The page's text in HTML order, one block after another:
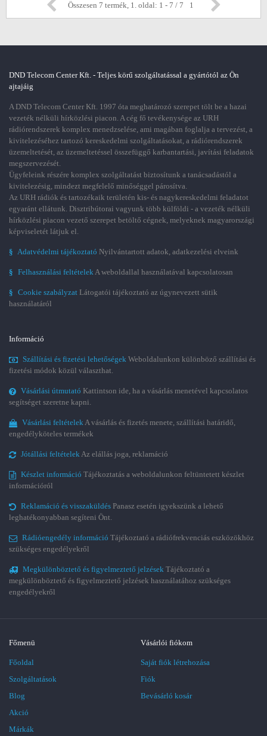
Összesen 7 termék, 1. oldal: 1 - 7 / 7 1
DND Telecom Center Kft. - Teljes körű szolgáltatással a gyártótól az Ön
ajtajáig
A DND Telecom Center Kft. 1997 óta meghatározó szerepet tölt be a hazai
vezeték nélküli hírközlési piacon. A cég fő tevékenysége az URH
rádiórendszerek komplex menedzselése, ami magában foglalja a tervezést, a
kivitelezéséhez tartozó kereskedelmi szolgáltatásokat, a rádiórendszerek
üzemeltetését, az üzemeltetéssel összefüggő karbantartási, javítási feladatok
megszervezését.
Ügyfeleink részére komplex szolgáltatást biztosítunk a tanácsadástól a
kivitelezésig, mindezt megfelelő minőséggel párosítva.
Az URH rádiók és tartozékaik területén kis- és nagykereskedelmi feladatot
egyaránt ellátunk. Disztribútorai vagyunk több külföldi - a vezeték nélküli
hírközlési piacon vezető szerepet betöltő cégnek, melyeknek magyarországi
képviseletét látjuk el.
§ Adatvédelmi tájékoztató Nyilvántartott adatok, adatkezelési elveink
§ Felhasználási feltételekA weboldallal használatával kapcsolatosan
§ Cookie szabályzat Látogatói tájékoztató az úgynevezett sütik
használatáról
Információ
Szállítási és fizetési lehetőségek Weboldalunkon különböző szállítási és
fizetési módok közül választhat.
Vásárlási útmutató Kattintson ide, ha a vásárlás menetével kapcsolatos
segítséget szeretne kapni.
Vásárlási feltételekA vásárlás és fizetés menete, szállítási határidő,
engedélyköteles termékek
Jótállási feltételekAz elállás joga, reklamáció
Készlet információ Tájékoztatás a weboldalunkon feltüntetett készlet
információról
Reklamáció és visszaküldés Panasz esetén igyekszünk a lehető
leghatékonyabban segíteni Önt.
Rádióengedély információ Tájékoztató a rádiófrekvenciás eszközökhöz
szükséges engedélyekről
Megkülönböztető és figyelmeztető jelzések Tájékoztató a
megkülönböztető és figyelmeztető jelzések használatához szükséges
engedélyekről
Főmenü
Főoldal
Szolgáltatások
Blog
Akció
Márkák
Vásárlói fiókom
Saját fiók létrehozása
Fiók
Bevásárló kosár